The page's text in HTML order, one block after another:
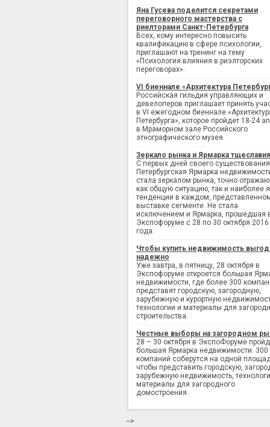
Яна Гусева поделится секретами
переговорного мастерства с
риелторами Санкт-Петербурга
Всех, кому интересно повысить
квалификацию в сфере психологии,
приглашают на тренинг на тему
«Психология влияния в риэлторских
переговорах».
VI биеннале «Архитектура
Российская гильдия управляющих и
девелоперов приглашает принять
в VI ежегодном биеннале
Петербурга», которое пройдет 18-24
в Мраморном зале Российского
этнографического музея.
Зеркало рынка и Ярмарка тщеславия
С первых дней своего существования
Петербургская Ярмарка
стала зеркалом рынка, точно
как общую ситуацию, так и наиболее
тенденции в каждом,
выставке сегменте. Не стала
исключением и Ярмарка, прошедшая
Экспофоруме с 28 по 30 октября 2016
года.
Чтобы купить недвижимость
надежно
Уже завтра, в пятницу, 28 октября в
Экспофоруме откроется большая
недвижимости, где более 300
представят городскую, загородную,
зарубежную и курортную
технологии и материалы для
строительства.
Честные выборы на загородном
28 – 30 октября в ЭкспоФоруме
большая Ярмарка недвижимости. 300
компаний соберутся на одной
чтобы представить городскую,
зарубежную недвижимость,
материалы для загородного
домостроения.
-->